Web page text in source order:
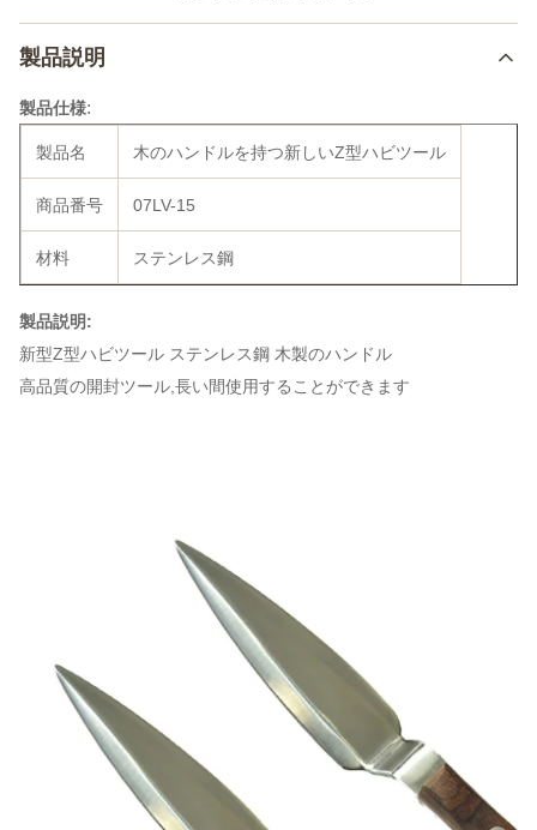
製品説明
製品仕様:
製品名 木のハンドルを持つ新しいZ型ハビツール
商品番号 07LV-15
材料 ステンレス鋼
製品説明:
新型Z型ハビツール ステンレス鋼 木製のハンドル
高品質の開封ツール,長い間使用することができます